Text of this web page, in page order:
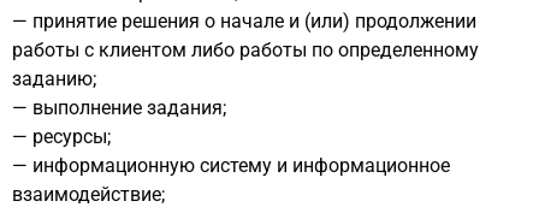
— принятие решения о начале и (или) продолжении
работы с клиентом либо работы по определенному
заданию;
— выполнение задания;
— ресурсы;
— информационную систему и информационное
взаимодействие;